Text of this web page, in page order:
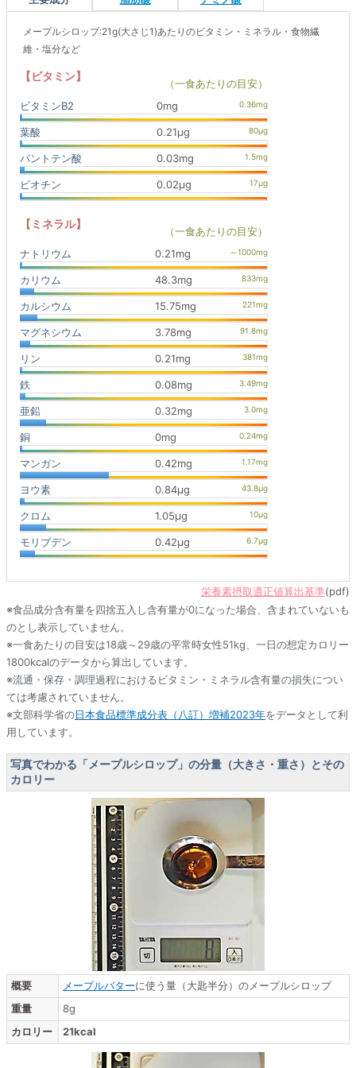
メープルシロップ:21g(大さじ1)あたりのビタミン・ミネラル・食物繊
維・塩分など
【ビタミン】
（一食あたりの目安）
ビタミンB2
0mg
葉酸 0.21μg
パントテン酸 0.03mg
ビオチン 0.02μg
【ミネラル】
（一食あたりの目安）
ナトリウム
0.21mg
カリウム 48.3mg
カルシウム 15.75mg
マグネシウム 3.78mg
リン 0.21mg
鉄 0.08mg
亜鉛 0.32mg
銅 0mg
マンガン 0.42mg
ヨウ素 0.84μg
クロム 1.05μg
モリブデン 0.42μg
栄養素摂取適正値算出基準(pdf)
※食品成分含有量を四捨五入し含有量が0になった場合、含まれていないも
のとし表示していません。
※一食あたりの目安は18歳～29歳の平常時女性51kg、一日の想定カロリー
1800kcalのデータから算出しています。
※流通・保存・調理過程におけるビタミン・ミネラル含有量の損失につい
ては考慮されていません。
※文部科学省の日本食品標準成分表（八訂）増補2023年をデータとして利
用しています。
写真でわかる「メープルシロップ」の分量（大きさ・重さ）とその
カロリー
概要 メープルバターに使う量（大匙半分）のメープルシロップ
重量
8g
カロリー
21kcal